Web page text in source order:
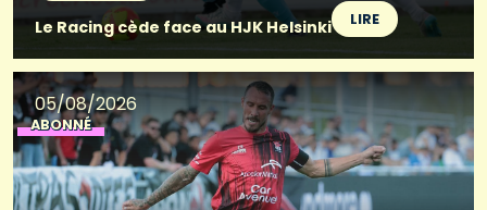
Le Racing cède face au HJK Helsinki
LIRE
05/08/2026
ABONNÉ